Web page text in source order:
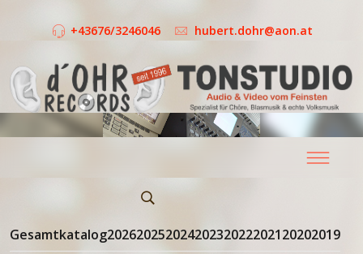
+43676/3246046 hubert.dohr@aon.at
Gesamtkatalog20262025202420232022202120202019